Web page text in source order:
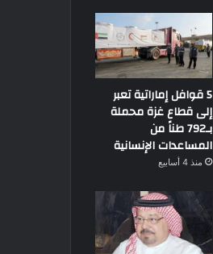
5 قوافل إماراتية تعبر
إلى قطاع غزة محملة
بـ792 طناً من
المساعدات الإنسانية
منذ 4 أسابيع